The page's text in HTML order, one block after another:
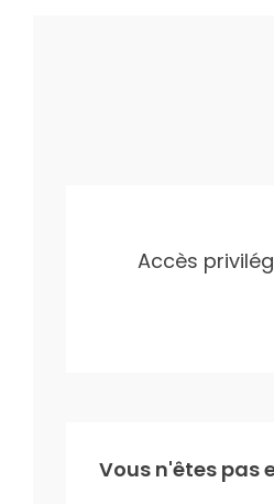
Accès
Vous n'êtes pas